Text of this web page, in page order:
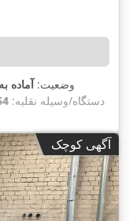
وضعیت:آماده
دستگاه/وسیله نقلیه:
۱۵۵ میلی‌متر, مدل کنترلر:XNC
آگهی کوچک